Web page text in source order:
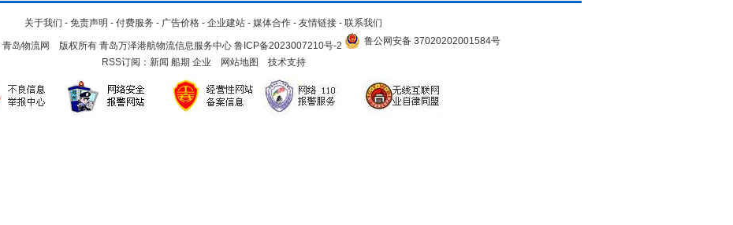
关于我们 - 免责声明 - 付费服务 - 广告价格 - 企业建站 - 媒体合作 - 友情链接 - 联系我们
岛物流网 版权所有 青岛万泽港航物流信息服务中心 鲁ICP备2023007210号-2
鲁公网安备 37020202001584号
RSS订阅： 新闻 船期 企业 网站地图 技术支持